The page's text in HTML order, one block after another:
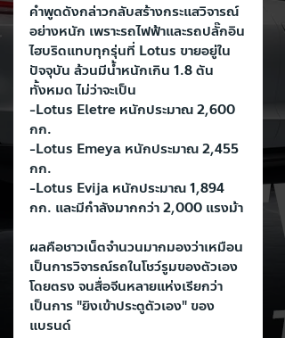
คำพูดดังกล่าวกลับสร้างกระแสวิจารณ์
อย่างหนัก เพราะรถไฟฟ้าและรถปลั๊กอิน
ไฮบริดแทบทุกรุ่นที่ Lotus ขายอยู่ใน
ปัจจุบัน ล้วนมีน้ำหนักเกิน 1.8 ตัน
ทั้งหมด ไม่ว่าจะเป็น
-Lotus Eletre หนักประมาณ 2,600
กก.
-Lotus Emeya หนักประมาณ 2,455
กก.
-Lotus Evija หนักประมาณ 1,894
กก. และมีกำลังมากกว่า 2,000 แรงม้า
ผลคือชาวเน็ตจำนวนมากมองว่าเหมือน
เป็นการวิจารณ์รถในโชว์รูมของตัวเอง
โดยตรง จนสื่อจีนหลายแห่งเรียกว่า
เป็นการ "ยิงเข้าประตูตัวเอง" ของ
แบรนด์